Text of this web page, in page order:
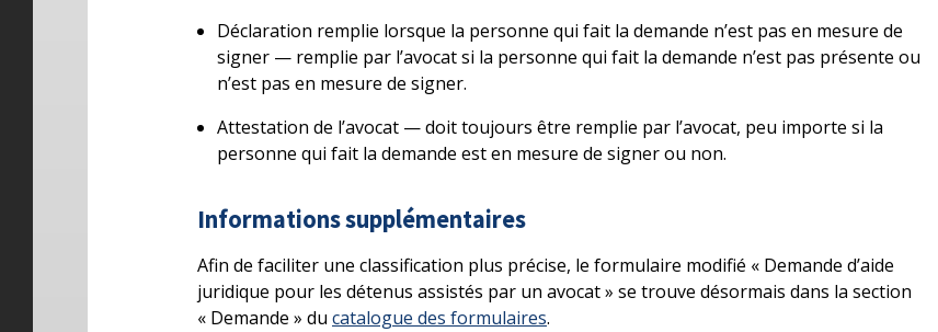
Déclaration remplie lorsque la personne qui fait la demande n’est pas en mesure de
signer — remplie par l’avocat si la personne qui fait la demande n’est pas présente ou
n’est pas en mesure de signer.
Attestation de l’avocat — doit toujours être remplie par l’avocat, peu importe si la
personne qui fait la demande est en mesure de signer ou non.
Informations supplémentaires
Afin de faciliter une classification plus précise, le formulaire modifié « Demande d’aide
juridique pour les détenus assistés par un avocat » se trouve désormais dans la section
« Demande » du catalogue des formulaires.